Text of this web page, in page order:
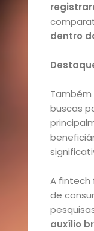
dentro
Também
buscas
A fintech
de
auxílio